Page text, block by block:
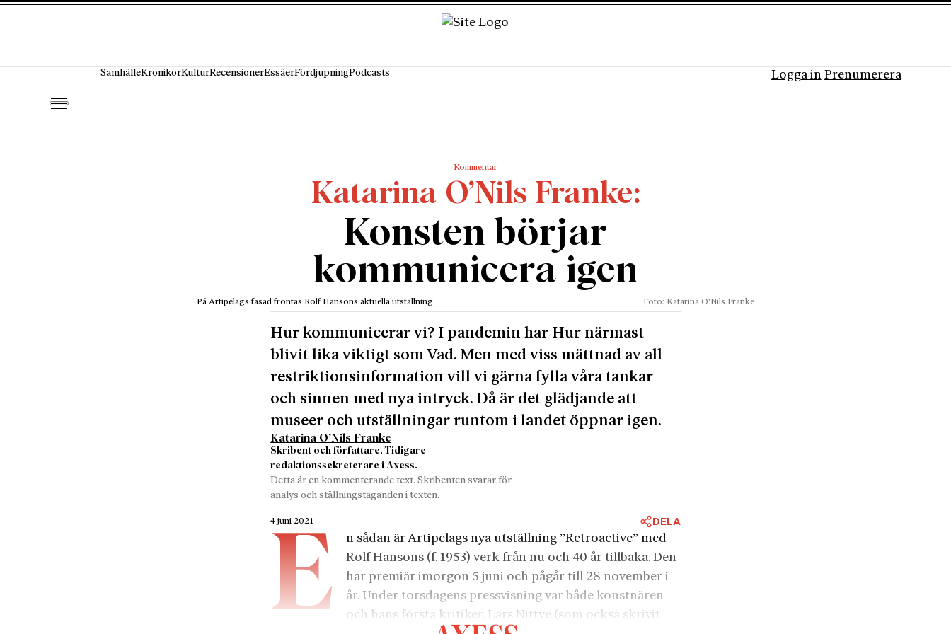
SamhälleKrönikorKulturRecensionerEssäerFördjupningPodcasts Logga in Prenumerera
Kommentar
Katarina O’Nils Franke
Konsten börjar
kommunicera igen
På Artipelags fasad frontas Rolf Hansons aktuella utställning. Foto: Katarina O'Nils Franke
Hur kommunicerar vi? I pandemin har Hur närmast
blivit lika viktigt som Vad. Men med viss mättnad av all
restriktionsinformation vill vi gärna fylla våra tankar
och sinnen med nya intryck. Då är det glädjande att
museer och utställningar runtom i landet öppnar igen.
Katarina O’Nils Franke
Skribent och författare. Tidigare
redaktionssekreterare i Axess.
Detta är en kommenterande text. Skribenten svarar för
analys och ställningstaganden i texten.
4 juni 2021 DELA
E
n sådan är Artipelags nya utställning ”Retroactive” med
Rolf Hansons (f. 1953) verk från nu och 40 år tillbaka. Den
har premiär imorgon 5 juni och pågår till 28 november i
år. Under torsdagens pressvisning var både konstnären
och hans första kritiker, Lars Nittve (som också skrivit